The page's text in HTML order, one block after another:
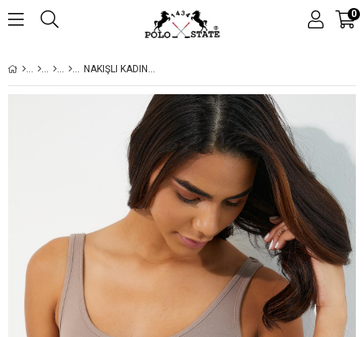
0
NAKIŞLI KADIN ASKILI CROP ATLET VIZON